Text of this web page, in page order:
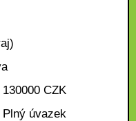
CZK
Plný úvazek